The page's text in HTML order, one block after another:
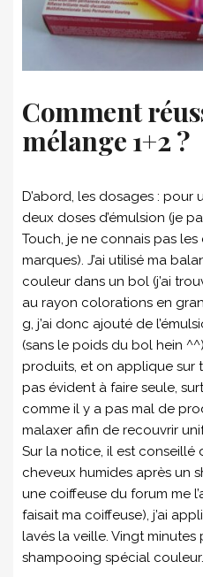
Comment
mélange 1+2 ?
D’abord, les dosages :
deux doses d’émulsion (je
Touch, je ne connais pas
marques). J’ai utilisé ma
couleur dans un bol (j’ai
au rayon colorations en
g, j’ai donc ajouté de
(sans le poids du bol hein
produits, et on applique sur
pas évident à faire seule,
comme il y a pas mal de
malaxer afin de recouvrir
Sur la notice, il est conseillé
cheveux humides après un
une coiffeuse du forum me
faisait ma coiffeuse), j’ai
lavés la veille. Vingt minutes
shampooing spécial couleur.